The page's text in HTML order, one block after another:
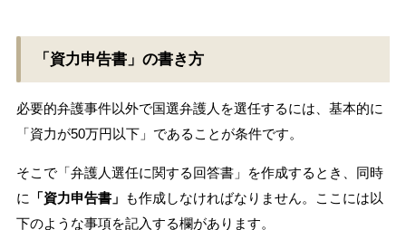
「資力申告書」の書き方
必要的弁護事件以外で国選弁護人を選任するには、基本的に
「資力が50万円以下」であることが条件です。
そこで「弁護人選任に関する回答書」を作成するとき、同時
に
「資力申告書」 も作成しなければなりません。ここには以
下のような事項を記入する欄があります。